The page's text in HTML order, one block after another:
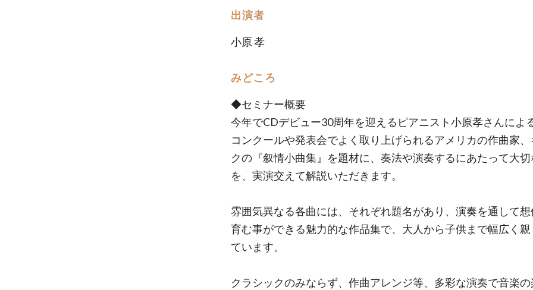
出演者
小原 孝
みどころ
◆セミナー概要
今年でCDデビュー30周年を迎えるピアニスト小原孝さんによ
コンクールや発表会でよく取り上げられるアメリカの作曲家、
クの『叙情小曲集』を題材に、奏法や演奏するにあたって大
を、実演交えて解説いただきます。
雰囲気異なる各曲には、それぞれ題名があり、演奏を通して想
育む事ができる魅力的な作品集で、大人から子供まで幅広く
ています。
クラシックのみならず、作曲アレンジ等、多彩な演奏で音楽